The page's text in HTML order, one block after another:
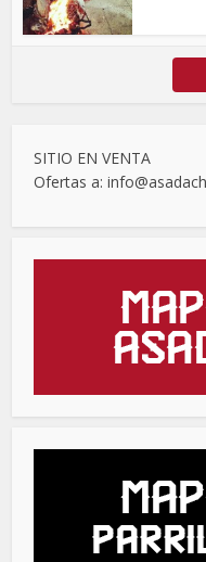
SITIO EN VENTA
Ofertas a: